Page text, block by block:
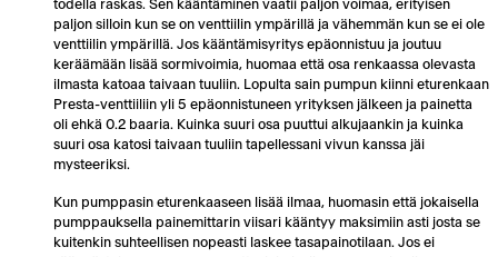
todella raskas. Sen kääntäminen vaatii paljon voimaa, erityisen
paljon silloin kun se on venttiilin ympärillä ja vähemmän kun se ei ole
venttiilin ympärillä. Jos kääntämisyritys epäonnistuu ja joutuu
keräämään lisää sormivoimia, huomaa että osa renkaassa olevasta
ilmasta katoaa taivaan tuuliin. Lopulta sain pumpun kiinni eturenkaan
Presta-venttiiliin yli 5 epäonnistuneen yrityksen jälkeen ja painetta
oli ehkä 0.2 baaria. Kuinka suuri osa puuttui alkujaankin ja kuinka
suuri osa katosi taivaan tuuliin tapellessani vivun kanssa jäi
mysteeriksi.
Kun pumppasin eturenkaaseen lisää ilmaa, huomasin että jokaisella
pumppauksella painemittarin viisari kääntyy maksimiin asti josta se
kuitenkin suhteellisen nopeasti laskee tasapainotilaan. Jos ei